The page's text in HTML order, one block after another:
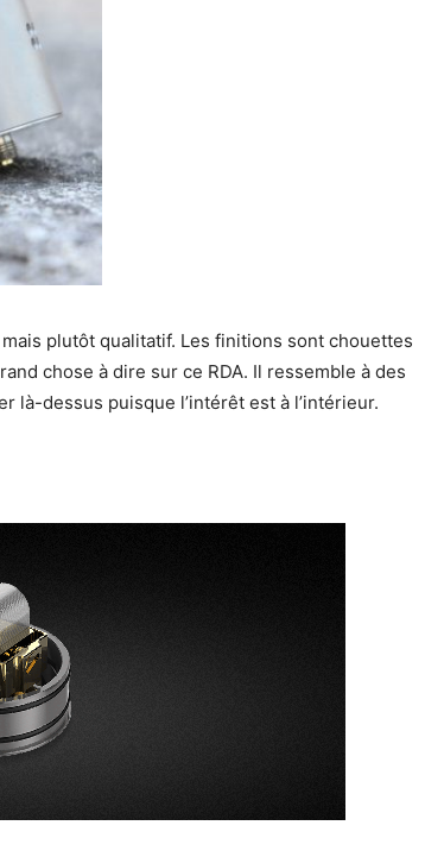
plutôt qualitatif. Les finitions sont chouettes
chose à dire sur ce RDA. Il ressemble à des
là-dessus puisque l’intérêt est à l’intérieur.